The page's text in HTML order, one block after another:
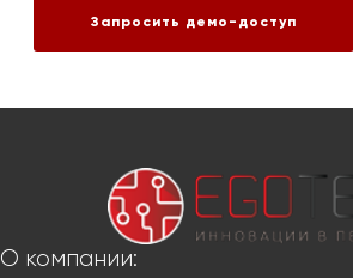
Запросить демо-доступ
О компании: